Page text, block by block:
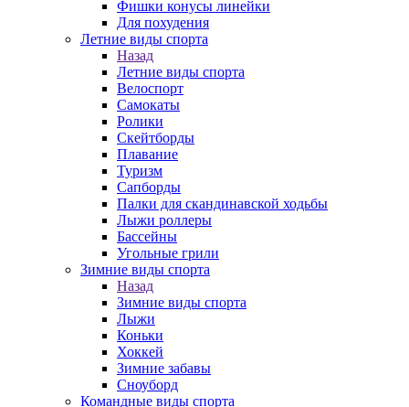
Фишки конусы линейки
Для похудения
Летние виды спорта
Назад
Летние виды спорта
Велоспорт
Самокаты
Ролики
Скейтборды
Плавание
Туризм
Сапборды
Палки для скандинавской ходьбы
Лыжи роллеры
Бассейны
Угольные грили
Зимние виды спорта
Назад
Зимние виды спорта
Лыжи
Коньки
Хоккей
Зимние забавы
Сноуборд
Командные виды спорта